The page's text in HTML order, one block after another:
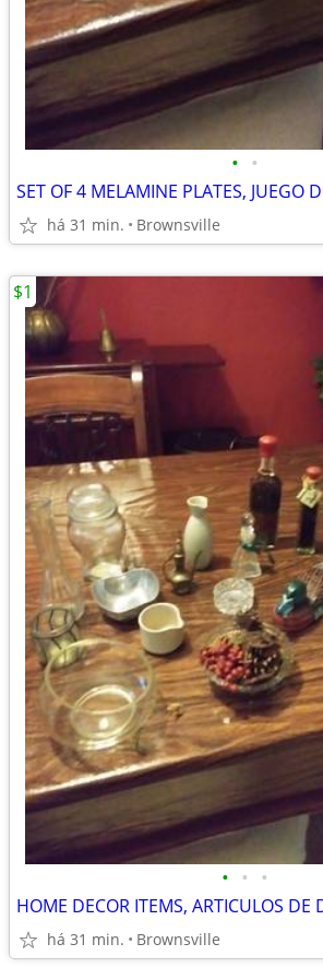
• •
há 31 min. Brownsville
• • •
há 31 min. Brownsville
$1